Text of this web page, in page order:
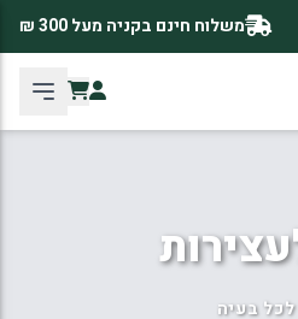
משלוח חינם בקניה מעל 300 ₪
בעיה